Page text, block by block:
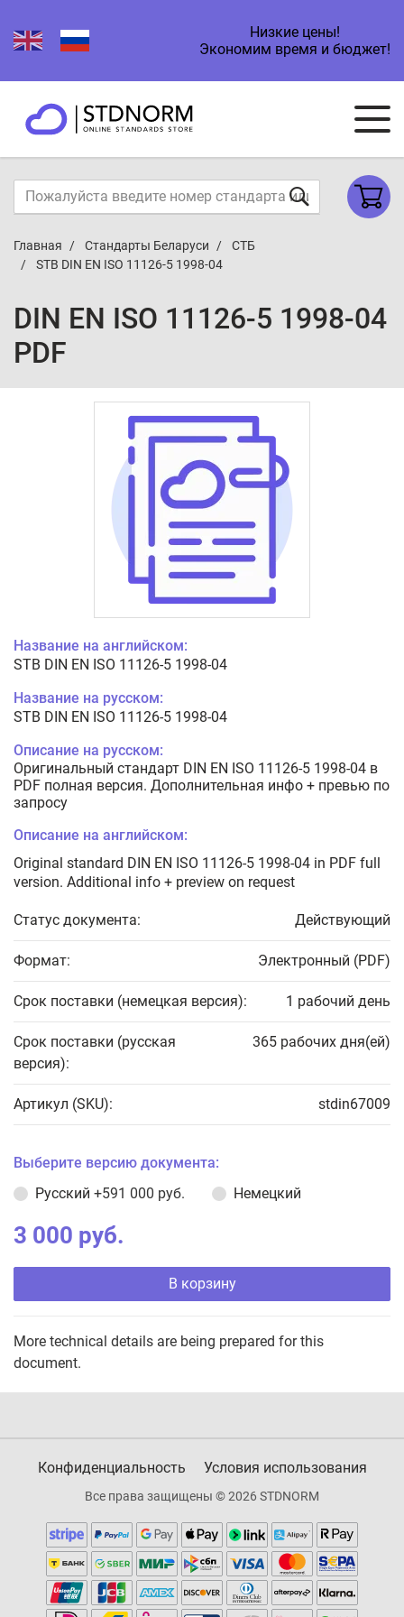
Низкие цены!
Экономим время и бюджет!
Главная Стандарты Беларуси
СТБ
STB DIN EN ISO 11126-5 1998-04
DIN EN ISO 11126-5 1998-04
PDF
Название на английском:
STB DIN EN ISO 11126-5 1998-04
Название на русском:
STB DIN EN ISO 11126-5 1998-04
Описание на русском:
Оригинальный стандарт DIN EN ISO 11126-5 1998-04 в
PDF полная версия. Дополнительная инфо + превью по
запросу
Описание на английском:
Original standard DIN EN ISO 11126-5 1998-04 in PDF full
version. Additional info + preview on request
Статус документа: Действующий
Формат: Электронный (PDF)
Срок поставки (немецкая версия): 1 рабочий день
Срок поставки (русская
версия):
365 рабочих дня(ей)
Артикул (SKU): stdin67009
Выберите версию документа:
Русский +591 000 руб. Немецкий
3 000 руб.
В корзину
More technical details are being prepared for this
document.
Конфиденциальность Условия использования
Все права защищены © 2026 STDNORM